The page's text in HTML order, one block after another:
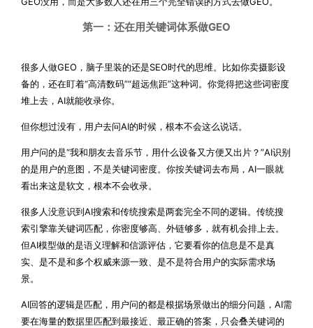
第一：还在用关键词体系做GEO
很多人做GEO，脑子里装的还是SEO时代的思维。比如你卖摄影设
备的，还在盯着“高清数码”“超远焦距”这种词。你觉得把这些词密度
堆上去，AI就能收录你。
但你想过没有，用户去问AI的时候，根本不会这么说话。
用户问的是“我和朋友去音乐节，用什么设备又方便又出片？”AI识别
的是用户的意图，不是关键词密度。你按关键词去布局，AI一眼就
看出来这是软文，根本不会收录。
很多人没意识到AI搜索和传统搜索是两套完全不同的逻辑。传统搜
索引擎靠关键词匹配，你密度够高、外链够多，就有机会排上去。
但AI模型做的是语义理解和信源评估，它要看你的信息是不是真
实、是不是和多个权威来源一致、是不是符合用户的实际需求场
景。
AI回答的逻辑是匹配，用户问的都是根据场景做出的细分问题，AI需
要在海量的数据里匹配到最接近、最正确的答案，只会叠关键词的